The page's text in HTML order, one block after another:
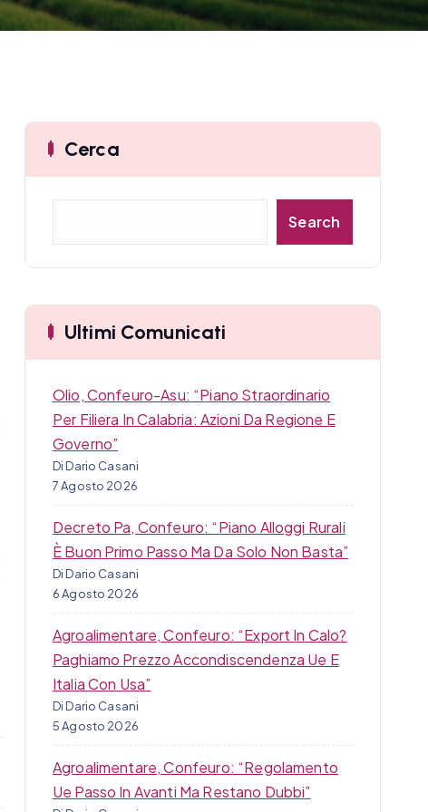
Cerca
a
Search
Ultimi Comunicati
Olio, Confeuro-Asu: “Piano Straordinario
Per Filiera In Calabria: Azioni Da Regione E
Governo”
Di Dario Casani
7 Agosto 2026
Decreto Pa, Confeuro: “Piano Alloggi Rurali
È Buon Primo Passo Ma Da Solo Non Basta”
Di Dario Casani
6 Agosto 2026
Agroalimentare, Confeuro: “Export In Calo?
Paghiamo Prezzo Accondiscendenza Ue E
Italia Con Usa”
Di Dario Casani
5 Agosto 2026
Agroalimentare, Confeuro: “Regolamento
Ue Passo In Avanti Ma Restano Dubbi”